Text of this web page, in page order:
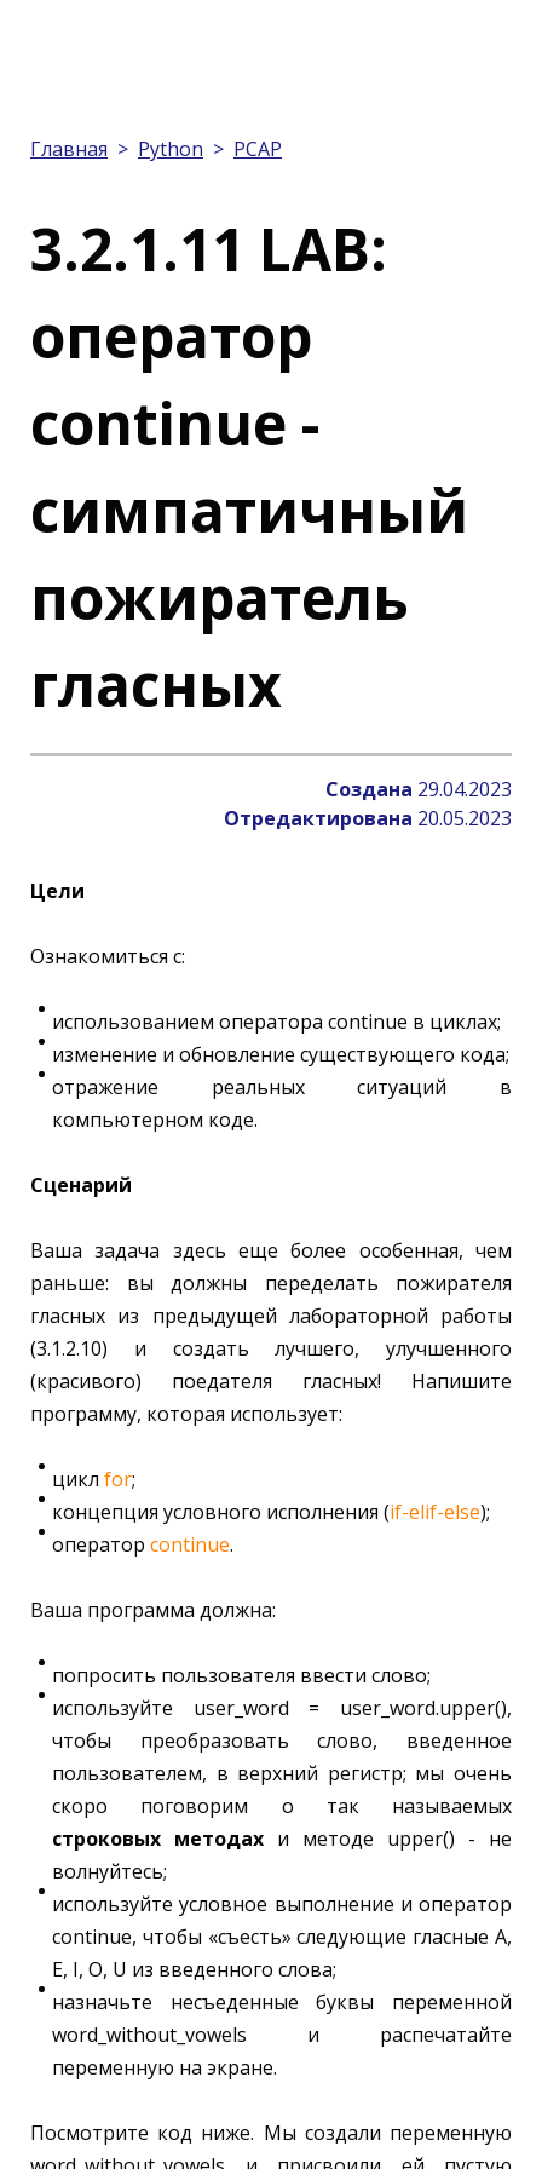
Главная > Python > PCAP
3.2.1.11 LAB:
оператор
continue -
симпатичный
пожиратель
гласных
Создана 29.04.2023
Отредактирована 20.05.2023
Цели
Ознакомиться с:
использованием оператора continue в циклах;
изменение и обновление существующего кода;
отражение реальных ситуаций в
компьютерном коде.
Сценарий
Ваша задача здесь еще более особенная, чем
раньше: вы должны переделать пожирателя
гласных из предыдущей лабораторной работы
(3.1.2.10) и создать лучшего, улучшенного
(красивого) поедателя гласных! Напишите
программу, которая использует:
цикл for;
концепция условного исполнения (if-elif-else);
оператор continue.
Ваша программа должна:
попросить пользователя ввести слово;
используйте user_word = user_word.upper(),
чтобы преобразовать слово, введенное
пользователем, в верхний регистр; мы очень
скоро поговорим о так называемых
строковых методах и методе upper() - не
волнуйтесь;
используйте условное выполнение и оператор
continue, чтобы «съесть» следующие гласные A,
E, I, O, U из введенного слова;
назначьте несъеденные буквы переменной
word_without_vowels и распечатайте
переменную на экране.
Посмотрите код ниже. Мы создали переменную